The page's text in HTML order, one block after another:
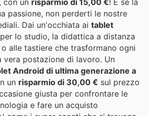
passione, non perderti le nostre
Dai un'occhiata ai tablet
lo studio, la didattica a distanza
alle tastiere che trasformano ogni
vera postazione di lavoro. Un
Android di ultima generazione a
un risparmio di 30,00 € sul prezzo
giusta per confrontare le
e fare un acquisto